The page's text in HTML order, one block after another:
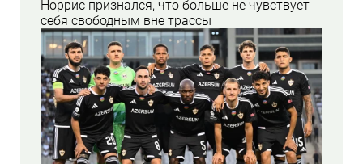
Норрис признался, что больше не чувствует
себя свободным вне трассы